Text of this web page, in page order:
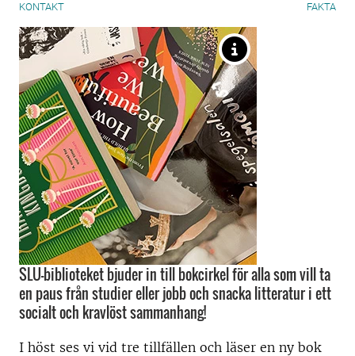
KONTAKT FAKTA
SLU-biblioteket bjuder in till bokcirkel för alla som vill ta
en paus från studier eller jobb och snacka litteratur i ett
socialt och kravlöst sammanhang!
I höst ses vi vid tre tillfällen och läser en ny bok